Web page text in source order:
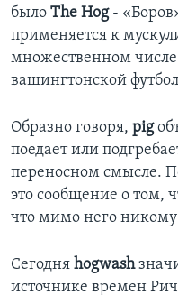
Языки
было The Hog-
применяется к
множественном
вашингтонской
Образно говоря, pig
поедает или
переносном смысле.
это сообщение о том,
что мимо него никому
Сегодня hogwash
источнике времен